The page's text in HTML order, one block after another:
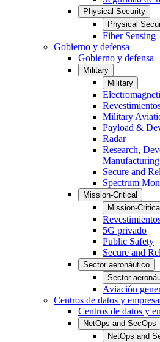
Physical Security
Physical
Fiber Sensing
Gobierno y defensa
Gobierno y defensa
Military
Military
Military
Payload &
Radar
Research,
Manufacturing
Secure and
Spectrum
Mission-Critical
Mission-Critical
5G privado
Public Safety
Secure and
Sector aeronáutico
Sector
Aviación
Centros de datos y
Centros de datos y
NetOps and SecOps
NetOps and